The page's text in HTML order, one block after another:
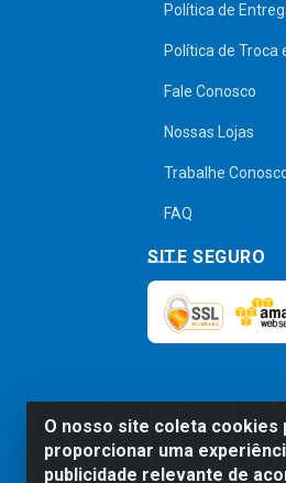
O nosso site coleta
proporcionar uma
publicidade relevante de
Política de
Política de Troca
Fale Conosco
Nossas Lojas
Trabalhe
FAQ
SITE SEGURO
será